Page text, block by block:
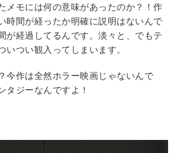
メモには何の意味があったのか？！作
時間が経ったか明確に説明はないんで
が経過してるんです。淡々と、でもテ
いつい観入ってしまいます。
今作は全然ホラー映画じゃないんで
タジーなんですよ！